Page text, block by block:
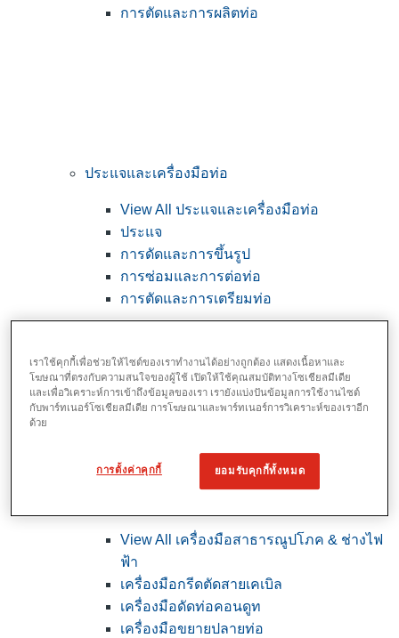
การตัดและการผลิตท่อ
ประแจและเครื่องมือท่อ
View All ประแจและเครื่องมือท่อ
ประแจ
การดัดและการขึ้นรูป
การซ่อมและการต่อท่อ
การตัดและการเตรียมท่อ
View All เครื่องมือสาธารณูปโภค & ช่างไฟ
ฟ้า
เครื่องมือกรีดตัดสายเคเบิล
เครื่องมือดัดท่อคอนดูท
เครื่องมือขยายปลายท่อ
เราใช้คุกกี้เพื่อช่วยให้ไซต์ของเราทำงานได้อย่างถูกต้อง แสดงเนื้อหาและ
โฆษณาที่ตรงกับความสนใจของผู้ใช้ เปิดให้ใช้คุณสมบัติทางโซเชียลมีเดีย
และเพื่อวิเคราะห์การเข้าถึงข้อมูลของเรา เรายังแบ่งปันข้อมูลการใช้งานไซต์
กับพาร์ทเนอร์โซเชียลมีเดีย การโฆษณาและพาร์ทเนอร์การวิเคราะห์ของเราอีก
ด้วย
การตั้งค่าคุกกี้ ยอมรับคุกกี้ทั้งหมด